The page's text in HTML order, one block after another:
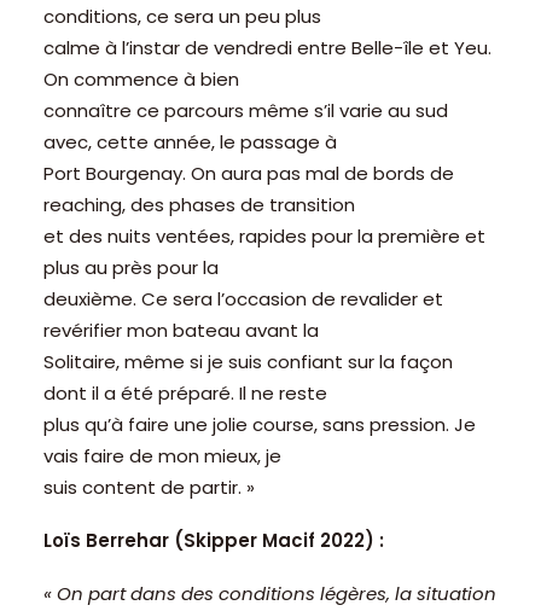
conditions, ce sera un peu plus
calme à l’instar de vendredi entre Belle-île et Yeu.
On commence à bien
connaître ce parcours même s’il varie au sud
avec, cette année, le passage à
Port Bourgenay. On aura pas mal de bords de
reaching, des phases de transition
et des nuits ventées, rapides pour la première et
plus au près pour la
deuxième. Ce sera l’occasion de revalider et
revérifier mon bateau avant la
Solitaire, même si je suis confiant sur la façon
dont il a été préparé. Il ne reste
plus qu’à faire une jolie course, sans pression. Je
vais faire de mon mieux, je
suis content de partir. »
Loïs Berrehar (Skipper Macif 2022) :
« On part dans des conditions légères, la situation